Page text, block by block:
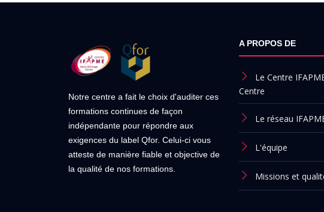
Notre centre a fait le choix d'auditer ces
formations continues de façon
indépendante pour répondre aux
exigences du label Qfor. Celui-ci vous
atteste de manière fiable et objective de
la qualité de nos formations.
A PROPOS DE
Le Centre
Centre
Le réseau
L'équipe
Missions et